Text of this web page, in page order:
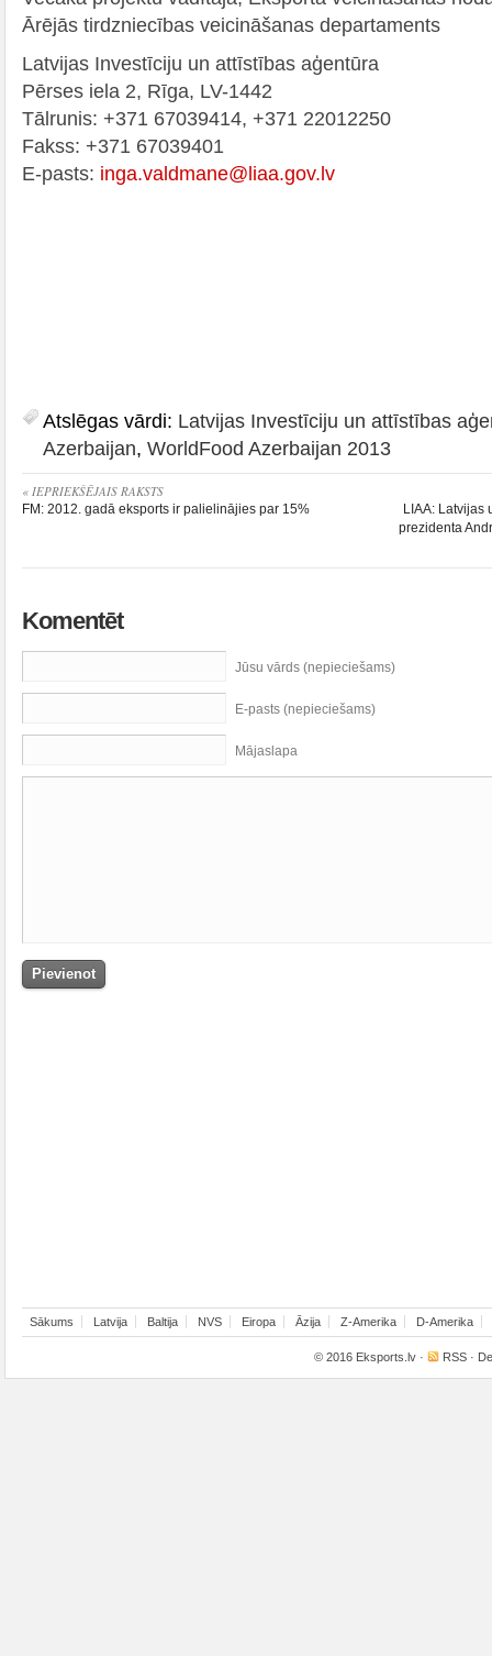
Ārējās tirdzniecības veicināšanas departaments
Latvijas Investīciju un attīstības aģentūra
Pērses iela 2, Rīga, LV-1442
Tālrunis: +371 67039414, +371 22012250
Fakss: +371 67039401
E-pasts: inga.valdmane@liaa.gov.lv
Atslēgas vārdi: Latvijas Investīciju un attīstības
Azerbaijan, WorldFood Azerbaijan 2013
« IEPRIEKŠĒJAIS RAKSTS
FM: 2012. gadā eksports ir palielinājies par 15%
LIAA: Latvijas
prezidenta
Komentēt
Jūsu vārds (nepieciešams)
E-pasts (nepieciešams)
Mājaslapa
Sākums Latvija Baltija NVS Eiropa Āzija Z-Amerika D-Amerika
© 2016 Eksports.lv · RSS ·